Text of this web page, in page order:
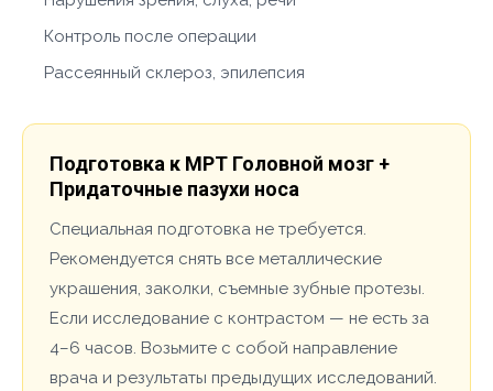
Контроль после операции
Рассеянный склероз, эпилепсия
Подготовка к МРТ Головной мозг +
Придаточные пазухи носа
Специальная подготовка не требуется.
Рекомендуется снять все металлические
украшения, заколки, съемные зубные протезы.
Если исследование с контрастом — не есть за
4–6 часов. Возьмите с собой направление
врача и результаты предыдущих исследований.